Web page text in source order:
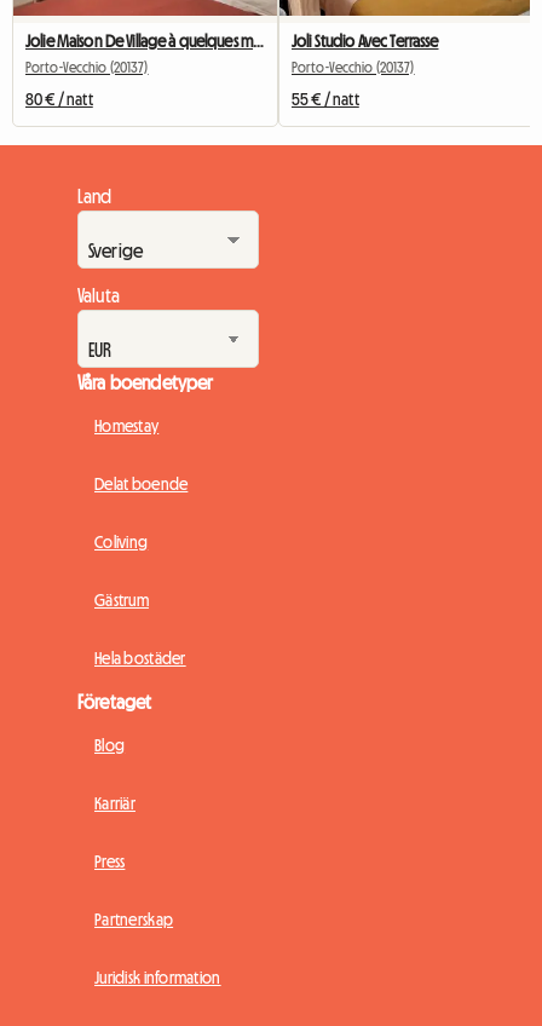
Jolie Maison De Village à quelques minutes de Porto Vecchio
Porto-Vecchio (20137)
80 € / natt
Joli Studio Avec Terrasse
Porto-Vecchio (20137)
55 € / natt
Land
Valuta
Våra boendetyper
Homestay
Delat boende
Coliving
Gästrum
Hela bostäder
Företaget
Blog
Karriär
Press
Partnerskap
Juridisk information